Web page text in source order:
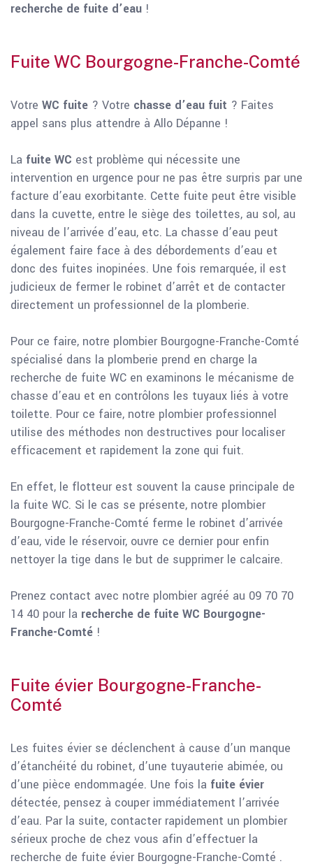
recherche de fuite d’eau !
Fuite WC Bourgogne-Franche-Comté
Votre WC fuite ? Votre chasse d’eau fuit ? Faites
appel sans plus attendre à Allo Dépanne !
La fuite WC est problème qui nécessite une
intervention en urgence pour ne pas être surpris par une
facture d’eau exorbitante. Cette fuite peut être visible
dans la cuvette, entre le siège des toilettes, au sol, au
niveau de l’arrivée d’eau, etc. La chasse d’eau peut
également faire face à des débordements d’eau et
donc des fuites inopinées. Une fois remarquée, il est
judicieux de fermer le robinet d’arrêt et de contacter
directement un professionnel de la plomberie.
Pour ce faire, notre plombier Bourgogne-Franche-Comté
spécialisé dans la plomberie prend en charge la
recherche de fuite WC en examinons le mécanisme de
chasse d’eau et en contrôlons les tuyaux liés à votre
toilette. Pour ce faire, notre plombier professionnel
utilise des méthodes non destructives pour localiser
efficacement et rapidement la zone qui fuit.
En effet, le flotteur est souvent la cause principale de
la fuite WC. Si le cas se présente, notre plombier
Bourgogne-Franche-Comté ferme le robinet d’arrivée
d’eau, vide le réservoir, ouvre ce dernier pour enfin
nettoyer la tige dans le but de supprimer le calcaire.
Prenez contact avec notre plombier agréé au 09 70 70
14 40 pour la recherche de fuite WC Bourgogne-
Franche-Comté !
Fuite évier Bourgogne-Franche-
Comté
Les fuites évier se déclenchent à cause d’un manque
d’étanchéité du robinet, d’une tuyauterie abimée, ou
d’une pièce endommagée. Une fois la fuite évier
détectée, pensez à couper immédiatement l’arrivée
d’eau. Par la suite, contacter rapidement un plombier
sérieux proche de chez vous afin d’effectuer la
recherche de fuite évier Bourgogne-Franche-Comté .